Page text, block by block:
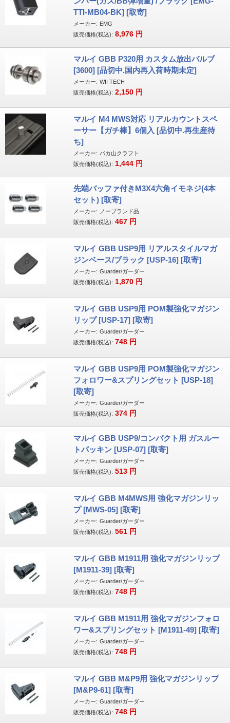
TTI-MB04-BK] [取寄]
メーカー: EMG
販売価格(税込): 8,976 円
マルイ GBB P320用 カスタム放出バルブ
[3600] [品切中.国内再入荷時期未定]
メーカー: WII TECH
販売価格(税込): 2,150 円
マルイ M4 MWS対応 リアルカウントスペ
ーサー【ガチ棒】6個入 [品切中.再生産待
ち]
メーカー: パカ山クラフト
販売価格(税込): 1,444 円
先端バッファ付きM3X4六角イモネジ(4本
セット) [取寄]
メーカー:
ノーブランド品
販売価格(税込): 467 円
マルイ GBB USP9用 リアルスタイルマガ
ジンベース/ブラック [USP-16] [取寄]
メーカー: Guarder/ガーダー
販売価格(税込): 1,870 円
マルイ GBB USP9用 POM製強化マガジン
リップ [USP-17] [取寄]
メーカー: Guarder/ガーダー
販売価格(税込): 748 円
マルイ GBB USP9用 POM製強化マガジン
フォロワー&スプリングセット [USP-18]
[取寄]
メーカー: Guarder/ガーダー
販売価格(税込): 374 円
マルイ GBB USP9/コンパクト用 ガスルー
トパッキン [USP-07] [取寄]
メーカー: Guarder/ガーダー
販売価格(税込): 513 円
マルイ GBB M4MWS用 強化マガジンリッ
プ [MWS-05] [取寄]
メーカー: Guarder/ガーダー
販売価格(税込): 561 円
マルイ GBB M1911用 強化マガジンリップ
[M1911-39] [取寄]
メーカー: Guarder/ガーダー
販売価格(税込): 748 円
マルイ GBB M1911用 強化マガジンフォロ
ワー&スプリングセット [M1911-49] [取寄]
メーカー: Guarder/ガーダー
販売価格(税込): 748 円
マルイ GBB M&P9用 強化マガジンリップ
[M&P9-61] [取寄]
メーカー: Guarder/ガーダー
販売価格(税込): 748 円